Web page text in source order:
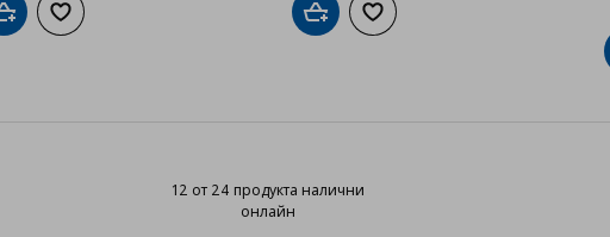
Добави в кошницата
Добави към списъка с любими Добави в кошницата
Добави към списъка с любими
12 от 24 продукта налични
онлайн
12 от 24 продукта налични онлайн